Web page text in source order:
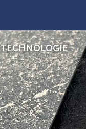
TECHNOLOGIE